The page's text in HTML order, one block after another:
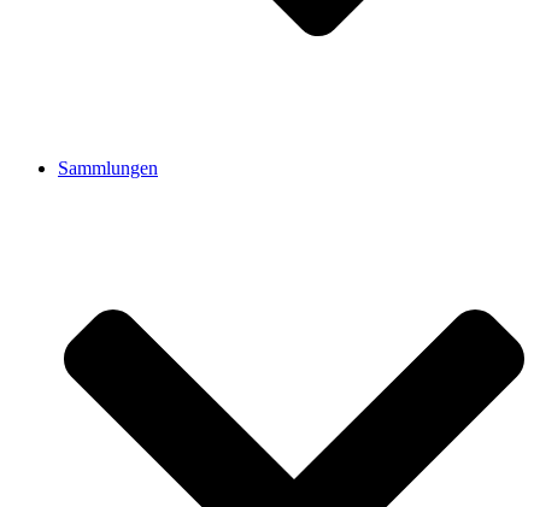
Sammlungen